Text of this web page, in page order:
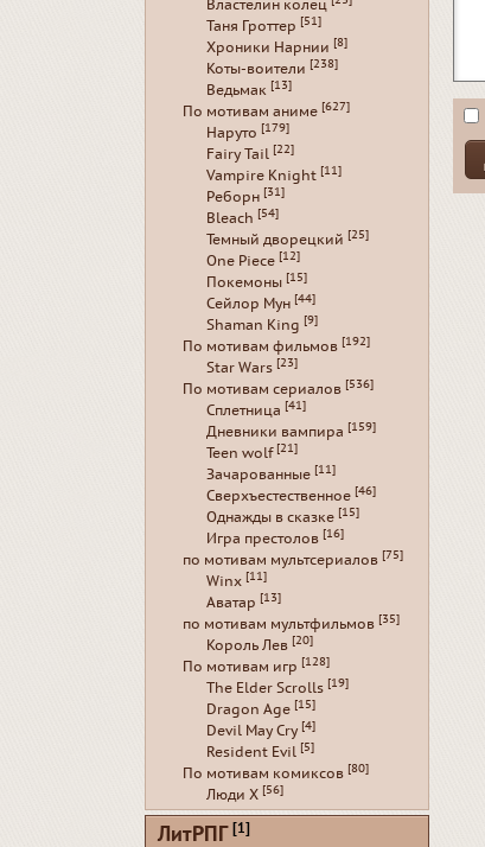
Властелин колец
Таня Гроттер [51]
Хроники Нарнии [8]
Коты-воители [238]
Ведьмак [13]
По мотивам аниме [627]
Наруто [179]
Fairy Tail [22]
Vampire Knight [11]
Реборн [31]
Bleach [54]
Темный дворецкий [25]
One Piece [12]
Покемоны [15]
Сейлор Мун [44]
Shaman King [9]
По мотивам фильмов [192]
Star Wars [23]
По мотивам сериалов [536]
Сплетница [41]
Дневники вампира [159]
Teen wolf [21]
Зачарованные [11]
Сверхъестественное [46]
Однажды в сказке [15]
Игра престолов [16]
по мотивам мультсериалов [75]
Winx [11]
Аватар [13]
по мотивам мультфильмов [35]
Король Лев [20]
По мотивам игр [128]
The Elder Scrolls [19]
Dragon Age [15]
Devil May Cry [4]
Resident Evil [5]
По мотивам комиксов [80]
Люди Х [56]
ЛитРПГ [1]